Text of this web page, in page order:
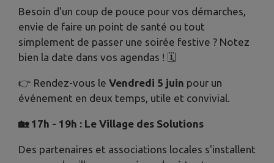
Besoin d'un coup de pouce pour vos démarches,
envie de faire un point de santé ou tout
simplement de passer une soirée festive ? Notez
bien la date dans vos agendas ! 🗓️
👉 Rendez-vous le Vendredi 5 juin pour un
événement en deux temps, utile et convivial.
🏡17h - 19h : Le Village des Solutions
Des partenaires et associations locales s'installent